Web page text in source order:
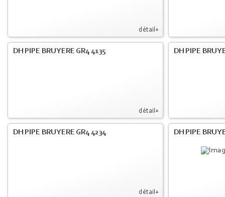
détail+
détail+
DH PIPE BRUYERE GR4 4135 DH PIPE
détail+
DH PIPE BRUYERE GR4 4234 DH PIPE